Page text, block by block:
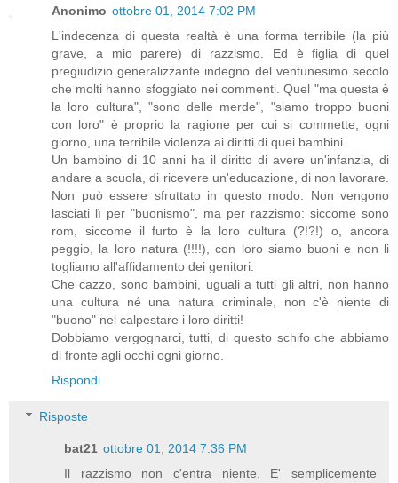
Anonimo ottobre 01, 2014 7:02 PM
L'indecenza di questa realtà è una forma terribile (la più
grave, a mio parere) di razzismo. Ed è figlia di quel
pregiudizio generalizzante indegno del ventunesimo secolo
che molti hanno sfoggiato nei commenti. Quel "ma questa è
la loro cultura", "sono delle merde", "siamo troppo buoni
con loro" è proprio la ragione per cui si commette, ogni
giorno, una terribile violenza ai diritti di quei bambini.
Un bambino di 10 anni ha il diritto di avere un'infanzia, di
andare a scuola, di ricevere un'educazione, di non lavorare.
Non può essere sfruttato in questo modo. Non vengono
lasciati lì per "buonismo", ma per razzismo: siccome sono
rom, siccome il furto è la loro cultura (?!?!) o, ancora
peggio, la loro natura (!!!!), con loro siamo buoni e non li
togliamo all'affidamento dei genitori.
Che cazzo, sono bambini, uguali a tutti gli altri, non hanno
una cultura né una natura criminale, non c'è niente di
"buono" nel calpestare i loro diritti!
Dobbiamo vergognarci, tutti, di questo schifo che abbiamo
di fronte agli occhi ogni giorno.
Rispondi
Risposte
bat21 ottobre 01, 2014 7:36 PM
Il razzismo non c'entra niente. E' semplicemente